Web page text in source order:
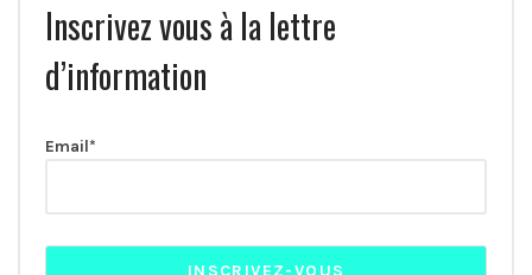
Inscrivez vous à la lettre
d’information
Email*